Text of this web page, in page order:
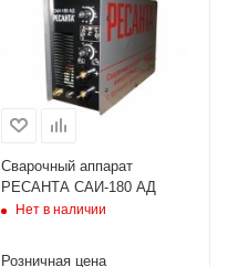
Сварочный аппарат
РЕСАНТА САИ-180 АД
Нет в наличии
Розничная цена